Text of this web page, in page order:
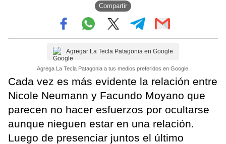
Compartir
Agregar La Tecla Patagonia en Google
Agrega La Tecla Patagonia a tus medios preferidos en Google.
Cada vez es más evidente la relación entre
Nicole Neumann y Facundo Moyano que
parecen no hacer esfuerzos por ocultarse
aunque nieguen estar en una relación.
Luego de presenciar juntos el último